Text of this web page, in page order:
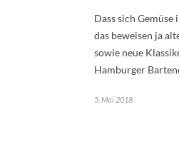
Dass sich
das beweisen ja
sowie neue
Hamburger
5. Mai 2018